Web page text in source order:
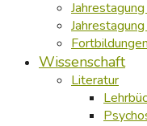
Wissenschaft
Literatur